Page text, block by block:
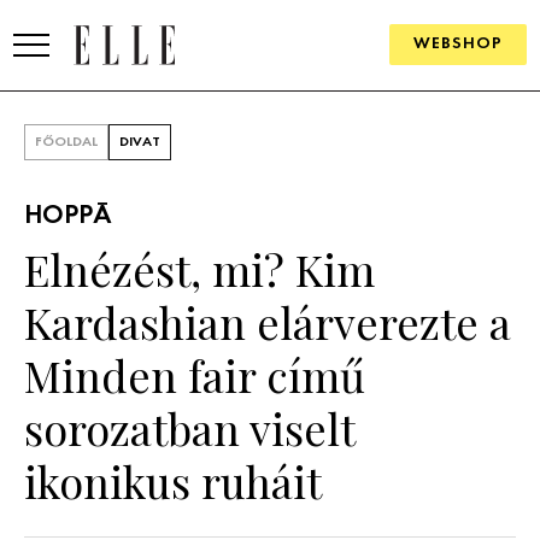
WEBSHOP
SZÉPSÉG
ÉLETMÓD
FŐOLDAL DIVAT
HOPPÁ
Elnézést, mi? Kim
Kardashian elárverezte a
Minden fair című
sorozatban viselt
ikonikus ruháit